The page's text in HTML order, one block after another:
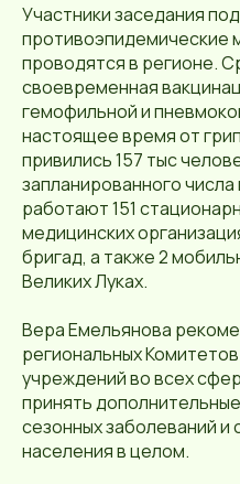
Участники заседания
противоэпидемические
проводятся в регионе.
своевременная
гемофильной и
настоящее время от
привились 157 тыс
запланированного
работают 151
медицинских
бригад, а также 2
Великих Луках.
Вера Емельянова
региональных
учреждений во всех
принять
сезонных заболеваний и
населения в целом.